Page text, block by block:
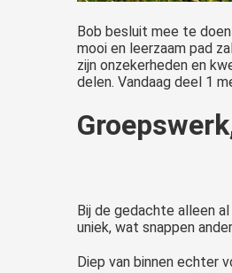
Bob besluit mee te
mooi en leerzaam pad
zijn onzekerheden en
delen. Vandaag deel 1
Bij de gedachte alleen
uniek, wat snappen
Diep van binnen echter